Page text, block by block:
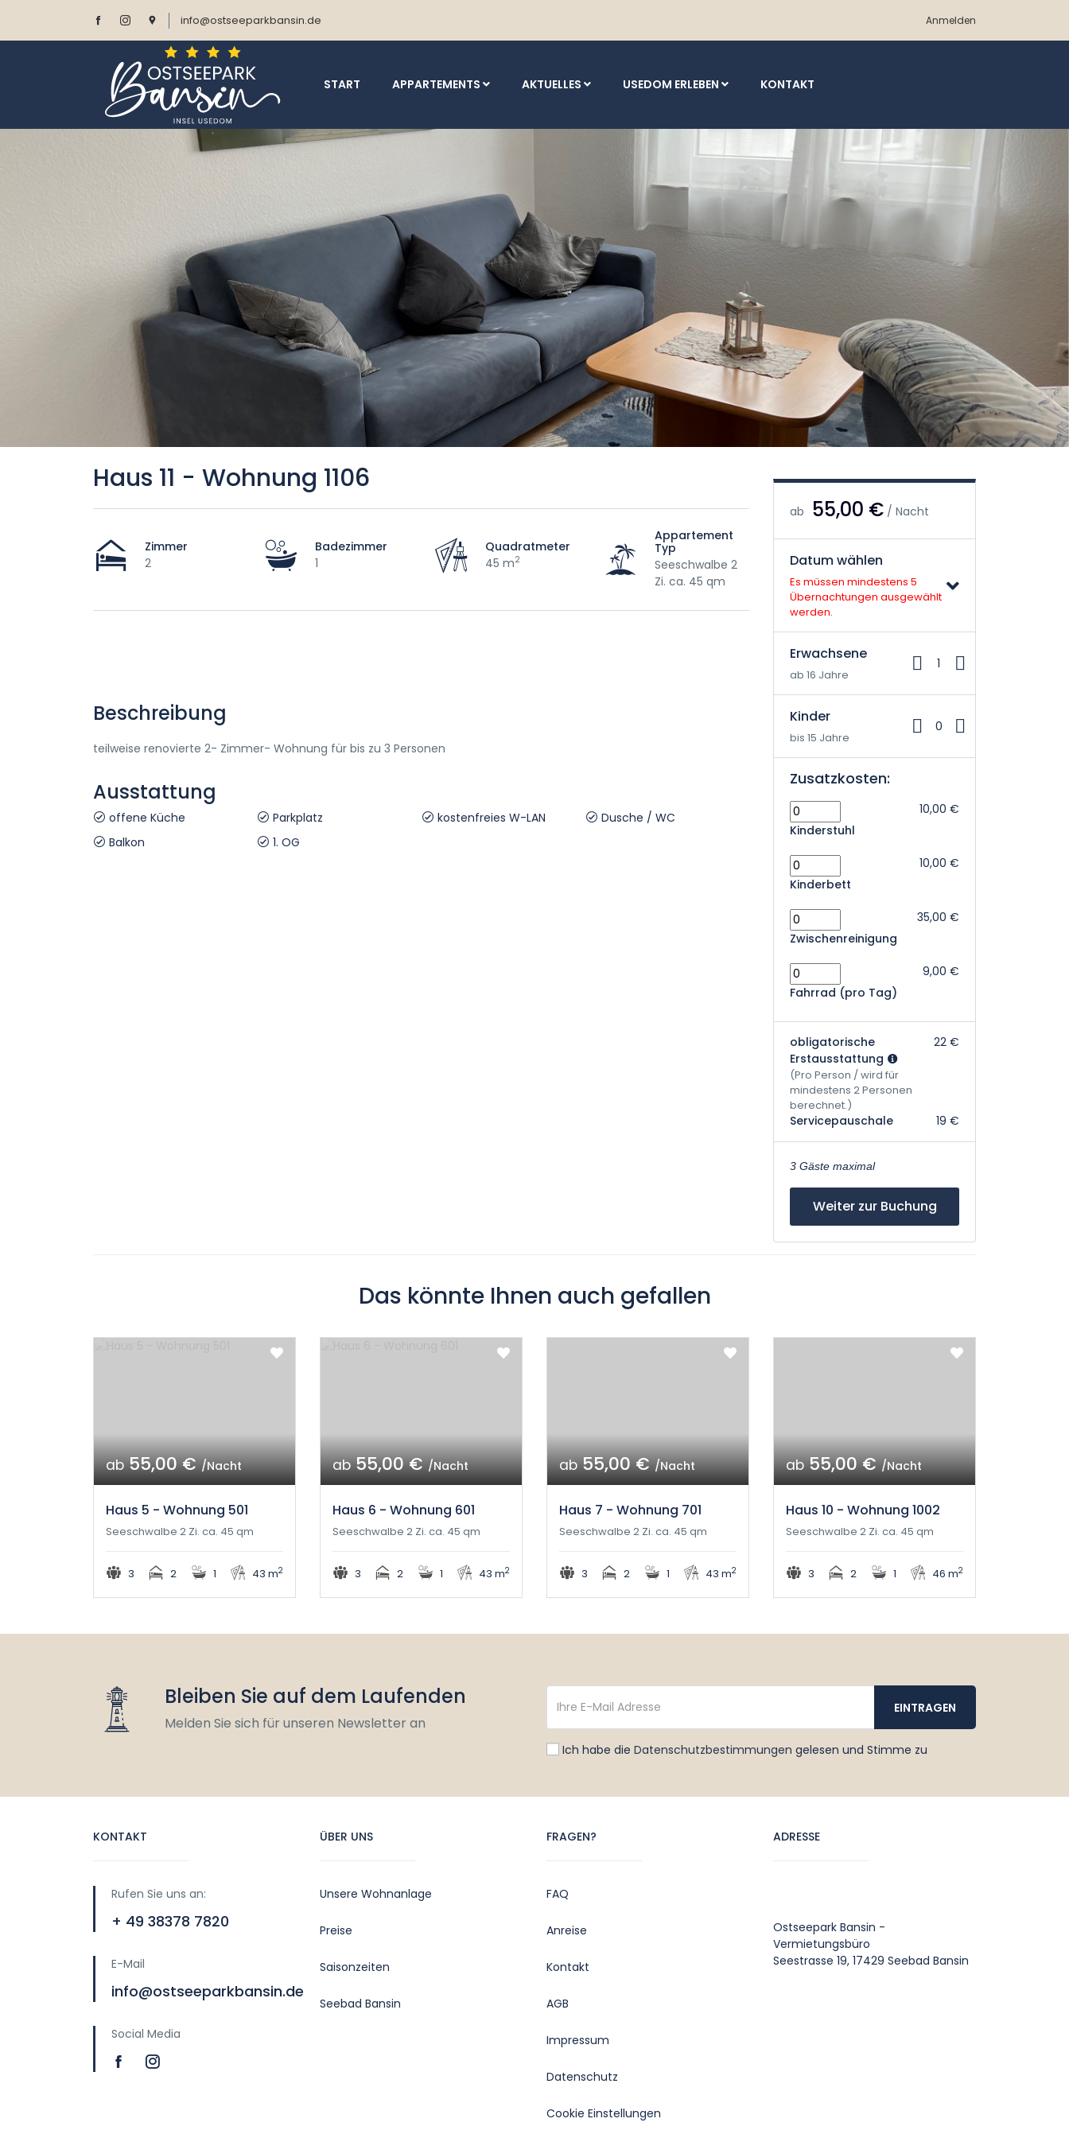
info@ostseeparkbansin.de Anmelden
START APPARTEMENTS AKTUELLES USEDOM ERLEBEN KONTAKT
Haus 11 - Wohnung 1106
Zimmer
2
Badezimmer
1
Quadratmeter
45 m2
Appartement
Typ
Seeschwalbe 2
Zi. ca. 45 qm
Beschreibung
teilweise renovierte 2- Zimmer- Wohnung für bis zu 3 Personen
Ausstattung
offene Küche Parkplatz kostenfreies W-LAN
Dusche / WC
Balkon
1. OG
ab 55,00 € / Nacht
Datum wählen
Es müssen mindestens 5
Übernachtungen ausgewählt
werden.
Erwachsene
ab 16 Jahre
1
Kinder
bis 15 Jahre
0
Zusatzkosten:
Kinderstuhl
10,00 €
Kinderbett
10,00 €
Zwischenreinigung
35,00 €
Fahrrad (pro Tag)
9,00 €
obligatorische
Erstausstattung
(Pro Person / wird für
mindestens 2 Personen
berechnet.)
22 €
Servicepauschale 19 €
3 Gäste maximal
Weiter zur Buchung
Das könnte Ihnen auch gefallen
ab55,00 €/Nacht
Haus 5 - Wohnung 501
Seeschwalbe 2 Zi. ca. 45 qm
3 2 1 43 m2
ab55,00 €/Nacht
Haus 6 - Wohnung 601
Seeschwalbe 2 Zi. ca. 45 qm
3 2 1 43 m2
ab55,00 €/Nacht
Haus 7 - Wohnung 701
Seeschwalbe 2 Zi. ca. 45 qm
3 2 1 43 m2
ab55,00 €/Nacht
Haus 10 - Wohnung 1002
Seeschwalbe 2 Zi. ca. 45 qm
3 2 1 46 m2
Bleiben Sie auf dem Laufenden
Melden Sie sich für unseren Newsletter an
Ich habe die Datenschutzbestimmungen gelesen und Stimme zu
KONTAKT
Rufen Sie uns an:
+ 49 38378 7820
E-Mail
info@ostseeparkbansin.de
Social Media
ÜBER UNS
Unsere Wohnanlage
Preise
Saisonzeiten
Seebad Bansin
FRAGEN?
FAQ
Anreise
Kontakt
AGB
Impressum
Datenschutz
Cookie Einstellungen
ADRESSE
Ostseepark Bansin -
Vermietungsbüro
Seestrasse 19, 17429 Seebad Bansin